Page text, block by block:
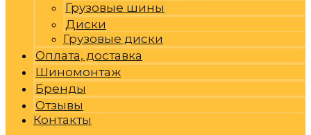
Грузовые шины
Диски
Грузовые диски
Оплата, доставка
Шиномонтаж
Бренды
Отзывы
Контакты